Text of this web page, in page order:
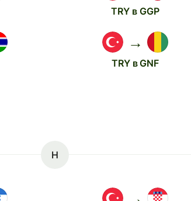
TRY в GGP
→
TRY в GNF
H